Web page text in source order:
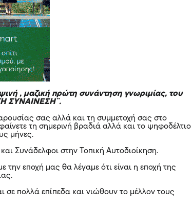
, μαζική πρώτη συνάντηση γνωριμίας, του
ΣΥΝΑΙΝΕΣΗ¨.
σας αλλά και τη συμμετοχή σας στο
τη σημερινή βραδιά αλλά και το ψηφοδέλτιο
μήνες.
Συνάδελφοι στην Τοπική Αυτοδιοίκηση.
την εποχή μας θα λέγαμε ότι είναι η εποχή της
σε πολλά επίπεδα και νιώθουν το μέλλον τους